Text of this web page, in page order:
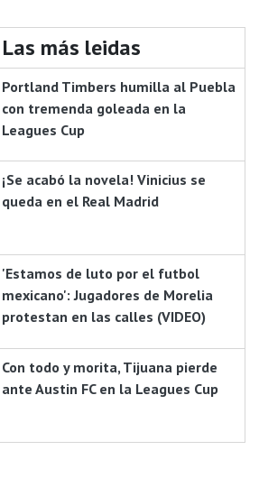
Las más leidas
Portland Timbers humilla al Puebla
con tremenda goleada en la
Leagues Cup
¡Se acabó la novela! Vinicius se
queda en el Real Madrid
'Estamos de luto por el futbol
mexicano': Jugadores de Morelia
protestan en las calles (VIDEO)
Con todo y morita, Tijuana pierde
ante Austin FC en la Leagues Cup